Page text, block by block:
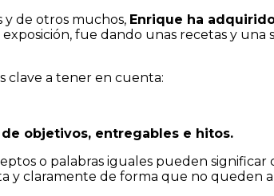
y de otros muchos, Enrique ha
fue dando unas recetas y una
clave a tener en cuenta:
objetivos, entregables e hitos.
o palabras iguales pueden
y claramente de forma que no